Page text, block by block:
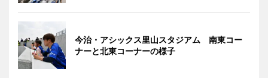
今治・アシックス里山スタジアム 南東コー
ナーと北東コーナーの様子